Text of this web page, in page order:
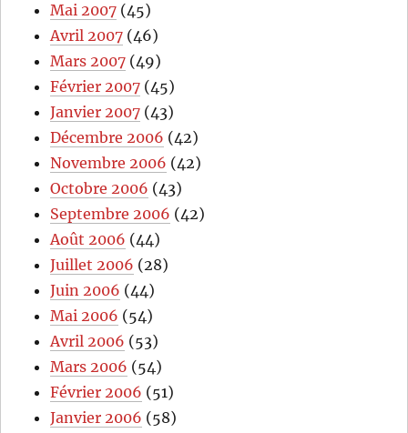
Mai 2007 (45)
Avril 2007 (46)
Mars 2007 (49)
Février 2007 (45)
Janvier 2007 (43)
Décembre 2006 (42)
Novembre 2006 (42)
Octobre 2006 (43)
Septembre 2006 (42)
Août 2006 (44)
Juillet 2006 (28)
Juin 2006 (44)
Mai 2006 (54)
Avril 2006 (53)
Mars 2006 (54)
Février 2006 (51)
Janvier 2006 (58)